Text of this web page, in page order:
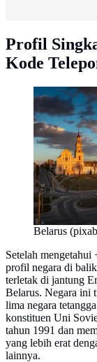
Profil
Kode
Belarus
Setelah mengetahui
profil negara di
terletak di jantung
Belarus. Negara ini
lima negara
konstituen Uni
tahun 1991 dan
yang lebih erat
lainnya.